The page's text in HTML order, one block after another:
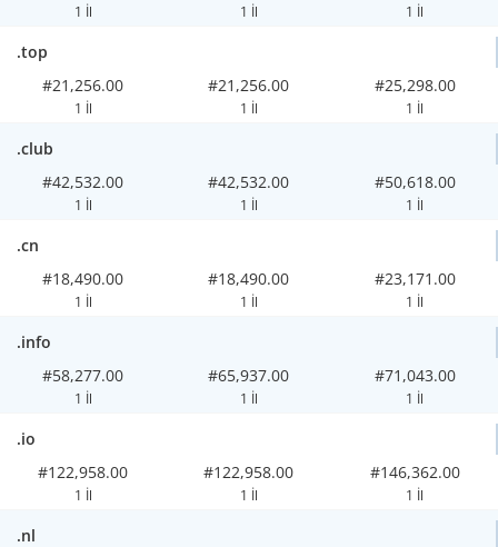
1 İl 1 İl 1 İl
.top
#21,256.00
1 İl
#21,256.00
1 İl
#25,298.00
1 İl
.club
#42,532.00
1 İl
#42,532.00
1 İl
#50,618.00
1 İl
.cn
#18,490.00
1 İl
#18,490.00
1 İl
#23,171.00
1 İl
.info
#58,277.00
1 İl
#65,937.00
1 İl
#71,043.00
1 İl
.io
#122,958.00
1 İl
#122,958.00
1 İl
#146,362.00
1 İl
.nl